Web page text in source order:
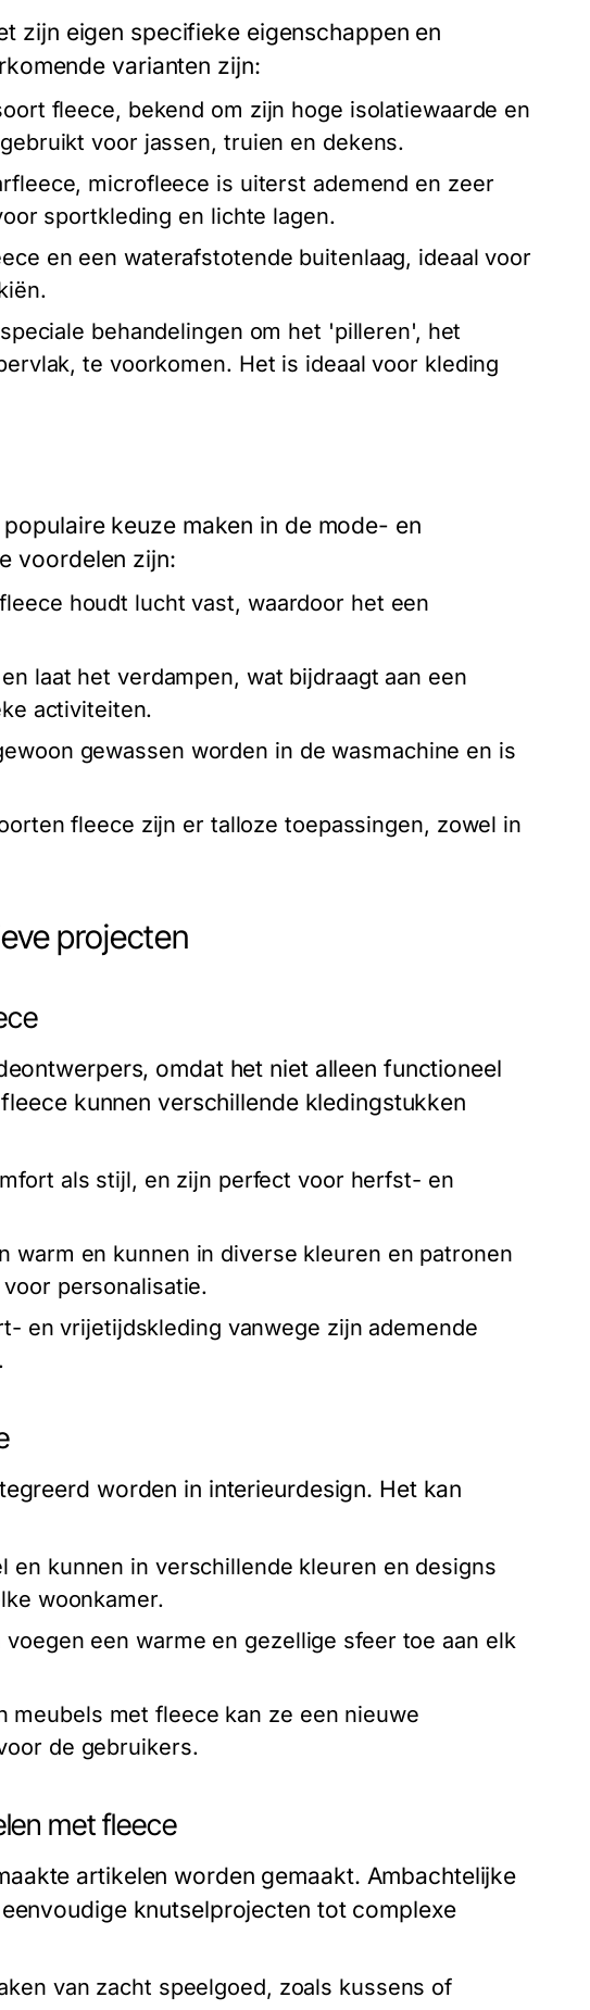
zijn eigen specifieke eigenschappen en
varianten zijn:
fleece, bekend om zijn hoge isolatiewaarde en
voor jassen, truien en dekens.
microfleece is uiterst ademend en zeer
sportkleding en lichte lagen.
en een waterafstotende buitenlaag, ideaal voor
behandelingen om het 'pilleren', het
te voorkomen. Het is ideaal voor kleding
keuze maken in de mode- en
voordelen zijn:
houdt lucht vast, waardoor het een
laat het verdampen, wat bijdraagt aan een
activiteiten.
gewassen worden in de wasmachine en is
fleece zijn er talloze toepassingen, zowel in
projecten
omdat het niet alleen functioneel
kunnen verschillende kledingstukken
als stijl, en zijn perfect voor herfst- en
warm en kunnen in diverse kleuren en patronen
personalisatie.
en vrijetijdskleding vanwege zijn ademende
worden in interieurdesign. Het kan
en kunnen in verschillende kleuren en designs
woonkamer.
een warme en gezellige sfeer toe aan elk
meubels met fleece kan ze een nieuwe
de gebruikers.
met fleece
artikelen worden gemaakt. Ambachtelijke
knutselprojecten tot complexe
van zacht speelgoed, zoals kussens of